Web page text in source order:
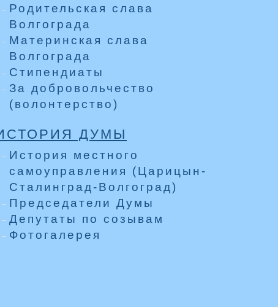
Родительская слава
Волгограда
Материнская слава
Волгограда
Стипендиаты
За добровольчество
(волонтерство)
ДУМЫ
История местного
самоуправления (Царицын-
Сталинград-Волгоград)
Председатели Думы
Депутаты по созывам
Фотогалерея